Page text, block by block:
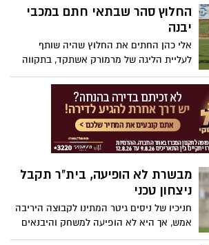
אופטימיים: "כולם יאבדו נקודות בהמשך"
החלוץ סהר שבתאי חתם במכבי
יבנה
אלי כהן החתים את החלוץ שהיה שותף
לעליית הליגה של מרמורק אשתקד, בתקווה
לרענן את החלק הקדמי שלא מצליח לספק
את הסחורה. ביבנה אמרו: "סהר יוסיף לנו
עוצמה"
מבשרת לא הופיעה, בית"ר תקבל
ניצחון טכני
חניכיו של ניסים גיטר המתינו לקבוצה היריבה
אמש, אך היא לא הופיעה למשחק והיבנאים
יקבלו ניצחון טכני של 0:3. במועדון אמרו: